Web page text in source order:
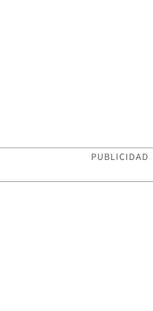
PUBLICIDAD